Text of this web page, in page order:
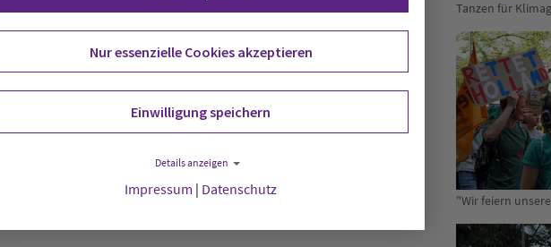
Tanzen für
"Wir feiern
Nur essenzielle Cookies akzeptieren
Einwilligung speichern
Details anzeigen
Impressum | Datenschutz